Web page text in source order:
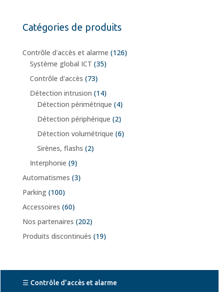
Catégories de produits
Contrôle d'accès et alarme (126)
Système global ICT (35)
Contrôle d'accès (73)
Détection intrusion (14)
Détection périmétrique (4)
Détection périphérique (2)
Détection volumétrique (6)
Sirènes, flashs (2)
Interphonie (9)
Automatismes (3)
Parking (100)
Accessoires (60)
Nos partenaires (202)
Produits discontinués (19)
☰ Contrôle d’accès et alarme